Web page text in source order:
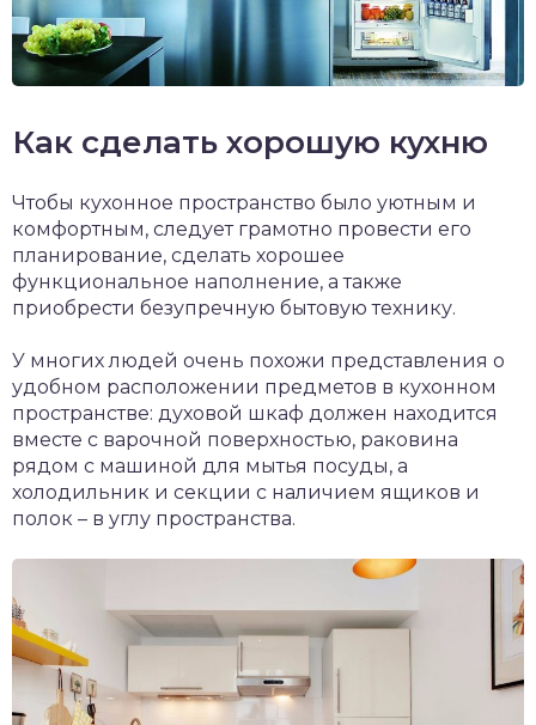
Как сделать хорошую кухню
Чтобы кухонное пространство было уютным и
комфортным, следует грамотно провести его
планирование, сделать хорошее
функциональное наполнение, а также
приобрести безупречную бытовую технику.
У многих людей очень похожи представления о
удобном расположении предметов в кухонном
пространстве: духовой шкаф должен находится
вместе с варочной поверхностью, раковина
рядом с машиной для мытья посуды, а
холодильник и секции с наличием ящиков и
полок – в углу пространства.